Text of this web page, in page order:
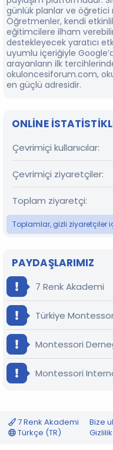
günlük planlar ve
Öğretmenler, kendi
eğitimcilere ilham
destekleyecek yaratıcı
uyumlu içeriğiyle
arayanların ilk
okuloncesiforum.com,
en güçlü adresidir.
ONLINE
Çevrimiçi kullanıcılar
Çevrimiçi ziyaretçiler
Toplam ziyaretçi
Toplamlar, gizli ziyaretçiler
PAYDAŞLARIMIZ
7 Renk Akademi
Türkiye
Montessori
Montessori
7 Renk Akademi
Türkçe (TR)
Bize